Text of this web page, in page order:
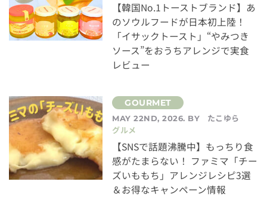
【韓国No.1トーストブランド】あ
のソウルフードが日本初上陸！
「イサックトースト」“やみつき
ソース”をおうちアレンジで実食
レビュー
MAY 22ND, 2026. BY
たこゆら
グルメ
【SNSで話題沸騰中】もっちり食
感がたまらない！ ファミマ「チー
ズいももち」アレンジレシピ3選
＆お得なキャンペーン情報